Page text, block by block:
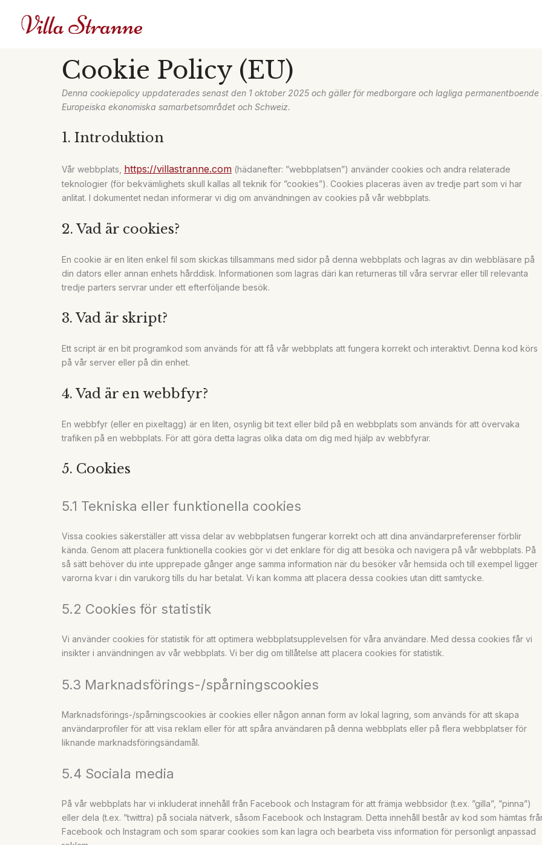
Cookie Policy (EU)
Denna cookiepolicy uppdaterades senast den 1 oktober 2025 och gäller för medborgare och lagliga permanentboende
Europeiska ekonomiska samarbetsområdet och Schweiz.
1. Introduktion
Vår webbplats, https://villastranne.com (hädanefter: ”webbplatsen”) använder cookies och andra relaterade
teknologier (för bekvämlighets skull kallas all teknik för ”cookies”). Cookies placeras även av tredje part som vi har
anlitat. I dokumentet nedan informerar vi dig om användningen av cookies på vår webbplats.
2. Vad är cookies?
En cookie är en liten enkel fil som skickas tillsammans med sidor på denna webbplats och lagras av din webbläsare på
din dators eller annan enhets hårddisk. Informationen som lagras däri kan returneras till våra servrar eller till relevanta
tredje parters servrar under ett efterföljande besök.
3. Vad är skript?
Ett script är en bit programkod som används för att få vår webbplats att fungera korrekt och interaktivt. Denna kod körs
på vår server eller på din enhet.
4. Vad är en webbfyr?
En webbfyr (eller en pixeltagg) är en liten, osynlig bit text eller bild på en webbplats som används för att övervaka
trafiken på en webbplats. För att göra detta lagras olika data om dig med hjälp av webbfyrar.
5. Cookies
5.1 Tekniska eller funktionella cookies
Vissa cookies säkerställer att vissa delar av webbplatsen fungerar korrekt och att dina användarpreferenser förblir
kända. Genom att placera funktionella cookies gör vi det enklare för dig att besöka och navigera på vår webbplats. På
så sätt behöver du inte upprepade gånger ange samma information när du besöker vår hemsida och till exempel ligger
varorna kvar i din varukorg tills du har betalat. Vi kan komma att placera dessa cookies utan ditt samtycke.
5.2 Cookies för statistik
Vi använder cookies för statistik för att optimera webbplatsupplevelsen för våra användare. Med dessa cookies får vi
insikter i användningen av vår webbplats. Vi ber dig om tillåtelse att placera cookies för statistik.
5.3 Marknadsförings-/spårningscookies
Marknadsförings-/spårningscookies är cookies eller någon annan form av lokal lagring, som används för att skapa
användarprofiler för att visa reklam eller för att spåra användaren på denna webbplats eller på flera webbplatser för
liknande marknadsföringsändamål.
5.4 Sociala media
På vår webbplats har vi inkluderat innehåll från Facebook och Instagram för att främja webbsidor (t.ex. ”gilla”, ”pinna”)
eller dela (t.ex. ”twittra) på sociala nätverk, såsom Facebook och Instagram. Detta innehåll består av kod som hämtas
Facebook och Instagram och som sparar cookies som kan lagra och bearbeta viss information för personligt anpassad
Consent
Consent
Consent
Consent